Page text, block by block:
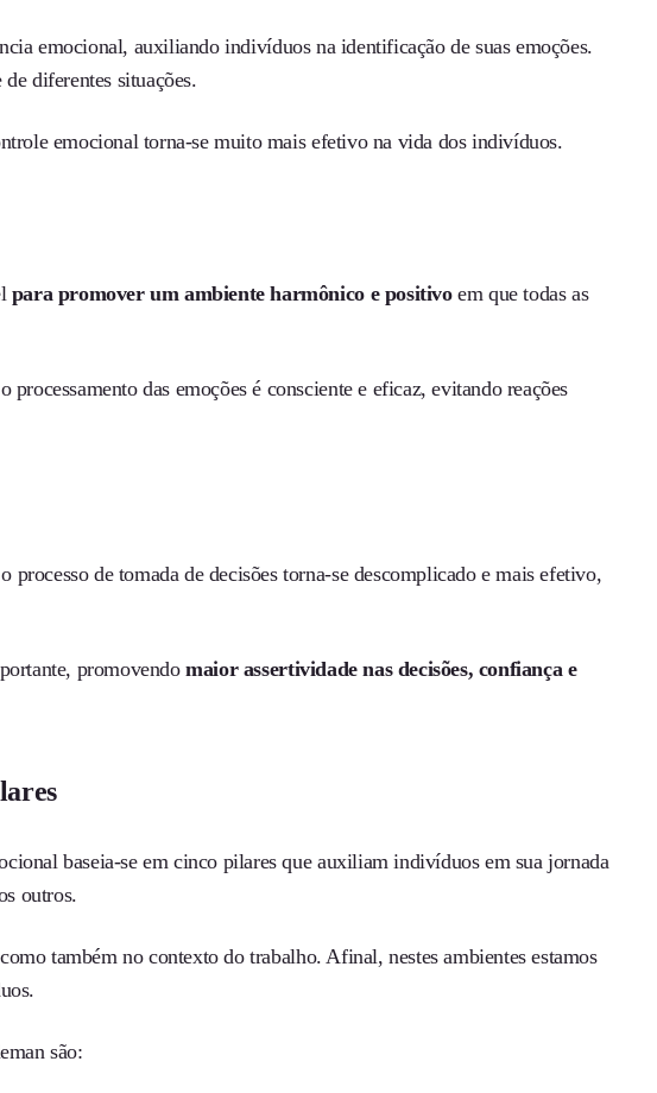
emocional, auxiliando indivíduos na identificação de suas emoções.
diferentes situações.
emocional torna-se muito mais efetivo na vida dos indivíduos.
para promover um ambiente harmônico e positivoem que todas as
das emoções é consciente e eficaz, evitando reações
de tomada de decisões torna-se descomplicado e mais efetivo,
promovendomaior assertividade nas decisões, confiança e
baseia-se em cinco pilares que auxiliam indivíduos em sua jornada
outros.
também no contexto do trabalho. Afinal, nestes ambientes estamos
são: